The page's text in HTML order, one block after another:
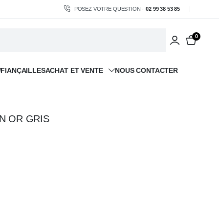
POSEZ VOTRE QUESTION - 02 99 38 53 85
0
ACHAT ET VENTE NOUS CONTACTER
OR GRIS